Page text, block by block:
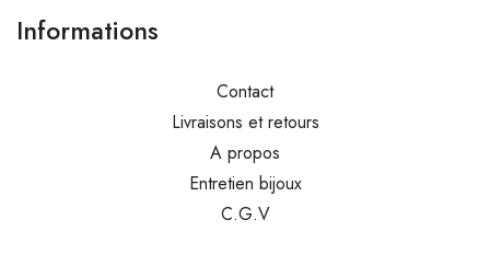
Informations
Contact
Livraisons et retours
A propos
Entretien bijoux
C.G.V